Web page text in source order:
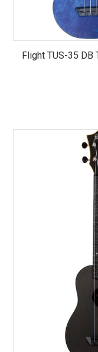
Flight TUS-35 DB